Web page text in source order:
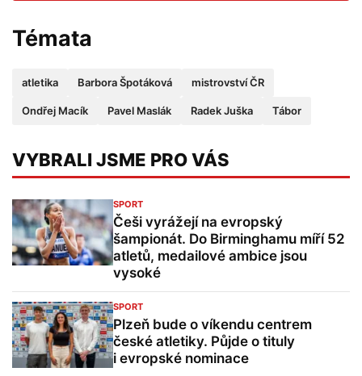
Témata
atletika Barbora Špotáková mistrovství ČR
Ondřej Macík Pavel Maslák Radek Juška Tábor
VYBRALI JSME PRO VÁS
SPORT
Češi vyrážejí na evropský
šampionát. Do Birminghamu míří 52
atletů, medailové ambice jsou
vysoké
SPORT
Plzeň bude o víkendu centrem
české atletiky. Půjde o tituly
i evropské nominace